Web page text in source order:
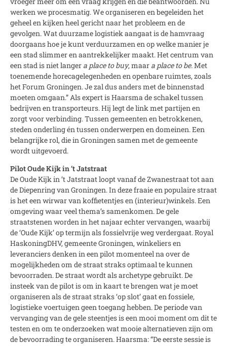
werken we procesmatig. We organiseren en begeleiden het
geheel en kijken heel gericht naar het probleem en de
gevolgen. Wat duurzame logistiek aangaat is de hamvraag
doorgaans hoe je kunt verduurzamen en op welke manier je
een stad slimmer en aantrekkelijker maakt. Het centrum van
een stad is niet langer a place to buy, maar a place to be. Met
toenemende horecagelegenheden en openbare ruimtes, zoals
het Forum Groningen. Je zal dus anders met de binnenstad
moeten omgaan.” Als expert is Haarsma de schakel tussen
bedrijven en transporteurs. Hij legt de link met partijen en
zorgt voor verbinding. Tussen gemeenten en betrokkenen,
steden onderling én tussen onderwerpen en domeinen. Een
belangrijke rol, die in Groningen samen met de gemeente
wordt uitgevoerd.
Pilot Oude Kijk in ‘t Jatstraat
De Oude Kijk in ’t Jatstraat loopt vanaf de Zwanestraat tot aan
de Diepenring van Groningen. In deze fraaie en populaire straat
is het een wirwar van koffietentjes en (interieur)winkels. Een
omgeving waar veel thema’s samenkomen. De gele
straatstenen worden in het najaar echter vervangen, waarbij
de ‘Oude Kijk’ op termijn als fossielvrije weg verdergaat. Royal
HaskoningDHV, gemeente Groningen, winkeliers en
leveranciers denken in een pilot momenteel na over de
mogelijkheden om de straat straks optimaal te kunnen
bevoorraden. De straat wordt als archetype gebruikt. De
insteek van de pilot is om in kaart te brengen wat je moet
organiseren als de straat straks ‘op slot’ gaat en fossiele,
logistieke voertuigen geen toegang hebben. De periode van
vervanging van de gele steentjes is een mooi moment om dit te
testen en om te onderzoeken wat mooie alternatieven zijn om
de bevoorrading te organiseren. Haarsma: “De eerste sessie is